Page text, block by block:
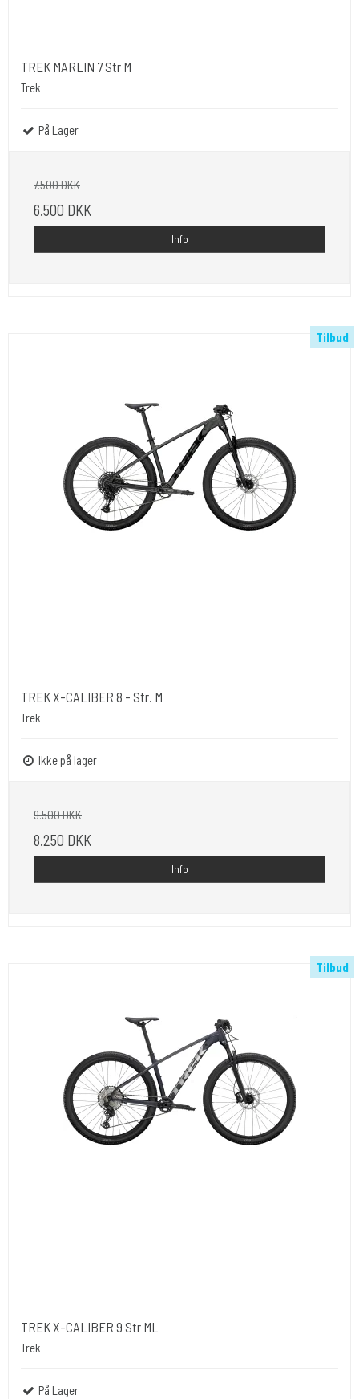
TREK MARLIN 7 Str M
Trek
På Lager
7.500 DKK
6.500 DKK
Info
Tilbud
TREK X-CALIBER 8 - Str. M
Trek
Ikke på lager
9.500 DKK
8.250 DKK
Info
Tilbud
TREK X-CALIBER 9 Str ML
Trek
På Lager